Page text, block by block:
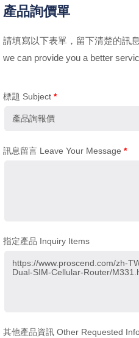
產品詢價單
請填寫以下表單，留下清楚的訊
we can provide you a better
標題 Subject *
訊息留言 Leave Your Message *
指定產品 Inquiry Items
其他產品資訊 Other Requested